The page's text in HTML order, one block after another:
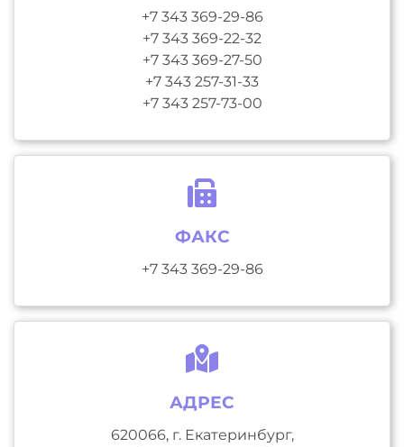
+7 343 369-29-86
+7 343 369-22-32
+7 343 369-27-50
+7 343 257-31-33
+7 343 257-73-00
ФАКС
+7 343 369-29-86
АДРЕС
620066, г. Екатеринбург,